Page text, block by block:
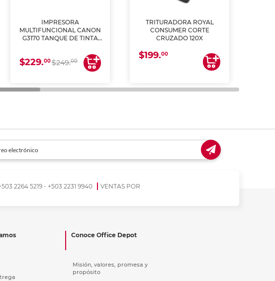
IMPRESORA
MULTIFUNCIONAL CANON
G3170 TANQUE DE TINTA
$229.00$249.00
TRITURADORA ROYAL
CONSUMER CORTE
CRUZADO 120X
$199.00
2264 5219 - +503 2231 9940
VENTAS POR
Conoce Office Depot
Misión, valores, promesa y
propósito